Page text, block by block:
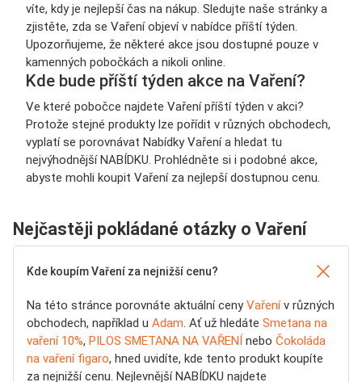
víte, kdy je nejlepší čas na nákup. Sledujte naše stránky a
zjistěte, zda se Vaření objeví v nabídce příští týden.
Upozorňujeme, že některé akce jsou dostupné pouze v
kamenných pobočkách a nikoli online.
Kde bude příští týden akce na Vaření?
Ve které pobočce najdete Vaření příští týden v akci?
Protože stejné produkty lze pořídit v různých obchodech,
vyplatí se porovnávat Nabídky Vaření a hledat tu
nejvýhodnější NABÍDKU. Prohlédněte si i podobné akce,
abyste mohli koupit Vaření za nejlepší dostupnou cenu.
Nejčastěji pokládané otázky o Vaření
Kde koupím Vaření za nejnižší cenu?
Na této stránce porovnáte aktuální cenyVařenív různých
obchodech, například u Adam . Ať už hledáte Smetana na
vaření 10%, PILOS SMETANA NA VAŘENÍ nebo Čokoláda
na vaření figaro, hned uvidíte, kde tento produkt koupíte
za nejnižší cenu. Nejlevnější NABÍDKU najdete